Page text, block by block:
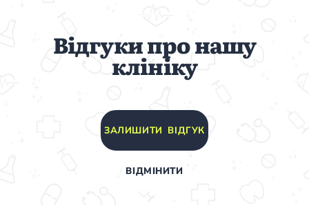
Відгуки про нашу
клініку
ЗАЛИШИТИ ВІДГУК
ВІДМІНИТИ